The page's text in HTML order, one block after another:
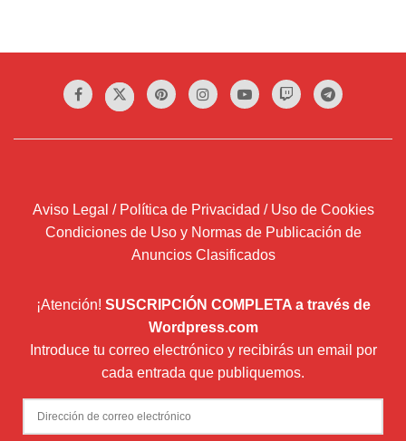
Aviso Legal / Política de Privacidad / Uso de Cookies
Condiciones de Uso y Normas de Publicación de
Anuncios Clasificados
¡Atención! SUSCRIPCIÓN COMPLETA a través de
Wordpress.com
Introduce tu correo electrónico y recibirás un email por
cada entrada que publiquemos.
Dirección
de